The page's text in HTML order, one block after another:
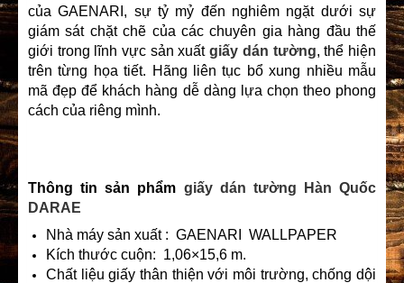
của GAENARI, sự tỷ mỷ đến nghiêm ngặt dưới sự
giám sát chặt chẽ của các chuyên gia hàng đầu thế
giới trong lĩnh vực sản xuấtgiấy dán tường, thể hiện
trên từng họa tiết. Hãng liên tục bổ xung nhiều mẫu
mã đẹp để khách hàng dễ dàng lựa chọn theo phong
cách của riêng mình.
Thông tin sản phẩm giấy dán tường Hàn Quốc
DARAE
Nhà máy sản xuất : GAENARI WALLPAPER
Kích thước cuộn: 1,06×15,6 m.
Chất liệu giấy thân thiện với môi trường, chống dội